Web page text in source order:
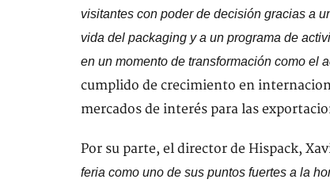
visitantes con poder de decisión gracias a
vida del packaging y a un programa de
en un momento de transformación como el
cumplido de crecimiento en
mercados de interés para las
Por su parte, el director de Hispack,
feria como uno de sus puntos fuertes a la